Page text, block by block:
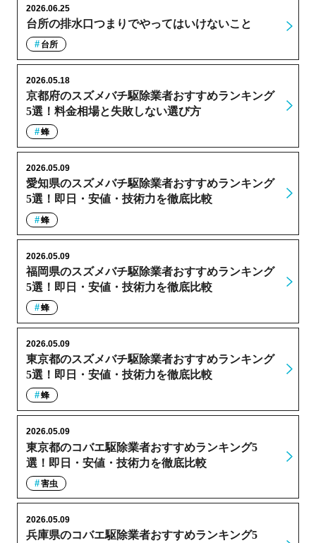
台所の排水口つまりでやってはいけないこと
2026.06.25
台所
京都府のスズメバチ駆除業者おすすめランキング
5選！料金相場と失敗しない選び方
2026.05.18
蜂
愛知県のスズメバチ駆除業者おすすめランキング
5選！即日・安値・技術力を徹底比較
2026.05.09
蜂
福岡県のスズメバチ駆除業者おすすめランキング
5選！即日・安値・技術力を徹底比較
2026.05.09
蜂
東京都のスズメバチ駆除業者おすすめランキング
5選！即日・安値・技術力を徹底比較
2026.05.09
蜂
東京都のコバエ駆除業者おすすめランキング5
選！即日・安値・技術力を徹底比較
2026.05.09
害虫
兵庫県のコバエ駆除業者おすすめランキング5
2026.05.09